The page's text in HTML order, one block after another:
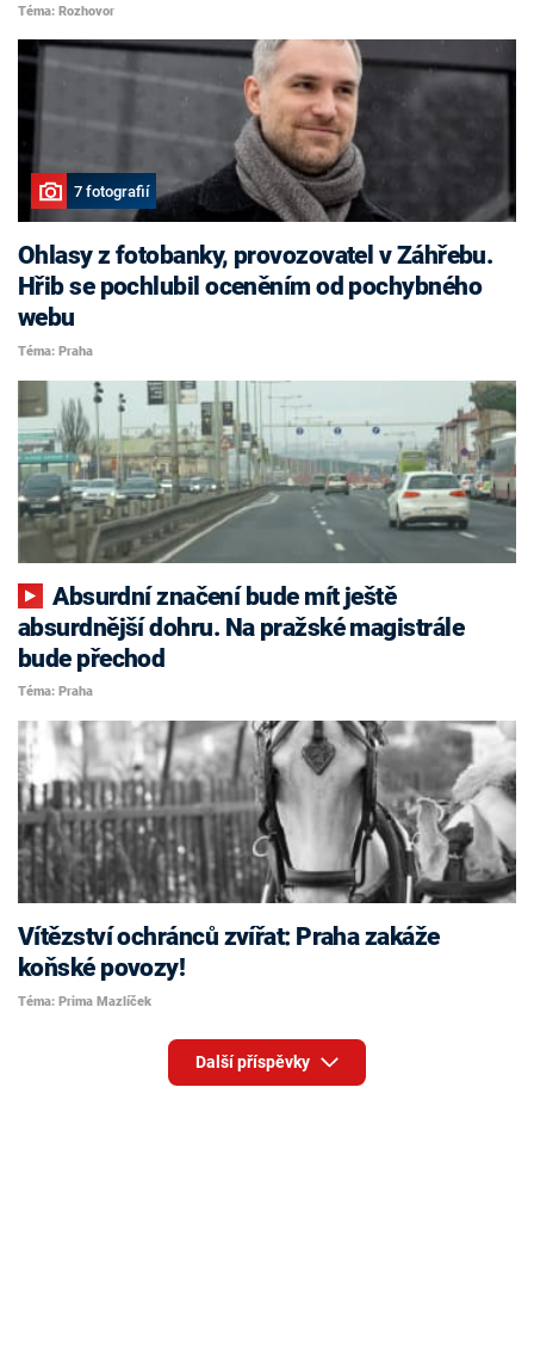
Téma: Rozhovor
7 fotografií
Ohlasy z fotobanky, provozovatel v Záhřebu.
Hřib se pochlubil oceněním od pochybného
webu
Téma: Praha
Absurdní značení bude mít ještě
absurdnější dohru. Na pražské magistrále
bude přechod
Téma: Praha
Vítězství ochránců zvířat: Praha zakáže
koňské povozy!
Téma: Prima Mazlíček
Další příspěvky